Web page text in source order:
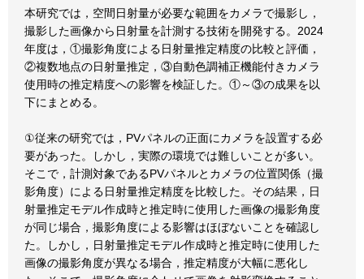
本研究では，空間日射量が必要な範囲をカメラで撮影し，
撮影した画像から日射量を計測する技術を開発する。2024
年度は，①撮影角度による日射量推定精度の比較と評価，
②複数地点の日射量推定，③自動色調補正機能付きカメラ
使用時の推定精度への影響を検証した。①～③の成果を以
下にまとめる。
①従来の研究では，PVパネルの正面にカメラを設置する必
要があった。しかし，実際の環境では難しいことが多い。
そこで，計測対象であるPVパネルとカメラの位置関係（撮
影角度）による日射量推定精度を比較した。その結果，日
射量推定モデル作成時と推定時に使用した画像の撮影角度
が同じ場合，撮影角度による影響はほぼないことを確認し
た。しかし，日射量推定モデル作成時と推定時に使用した
画像の撮影角度が異なる場合，推定精度が大幅に悪化し